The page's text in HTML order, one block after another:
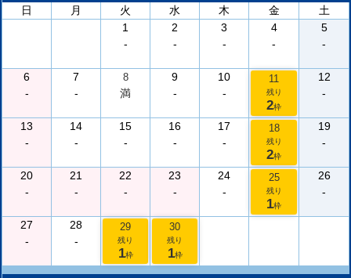
日
月 火 水 木 金
土
1
-
2
-
3
-
4
-
5
-
6
-
7
-
8
満
9
-
10
-
11
残り
2枠
12
-
13
-
14
-
15
-
16
-
17
-
18
残り
2枠
19
-
20
-
21
-
22
-
23
-
24
-
25
残り
1枠
26
-
27
-
28
-
29
残り
1枠
30
残り
1枠